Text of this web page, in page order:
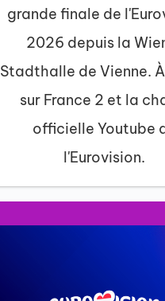
grande finale de
2026 depuis la
Stadthalle de Vienne.
sur France 2 et la
officielle Youtube
l'Eurovision.